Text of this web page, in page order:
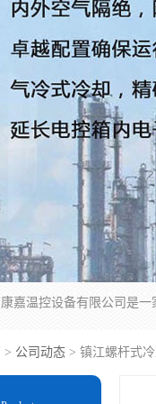
> 公司动态 > 镇江螺杆式冷